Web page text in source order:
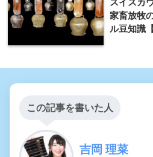
スイスカ
家畜放牧
ル豆知識
この記事を書いた人
吉岡 理菜